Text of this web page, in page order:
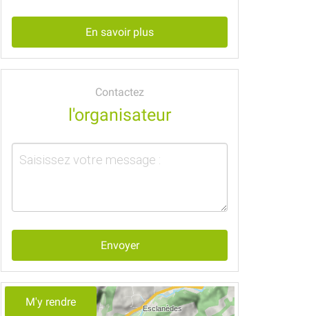
En savoir plus
Contactez
l'organisateur
Envoyer
M'y rendre